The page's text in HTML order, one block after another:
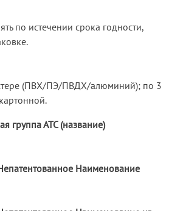
по истечении срока годности,
(ПВХ/ПЭ/ПВДХ/алюминий); по 3
группа АТС (название)
Наименование